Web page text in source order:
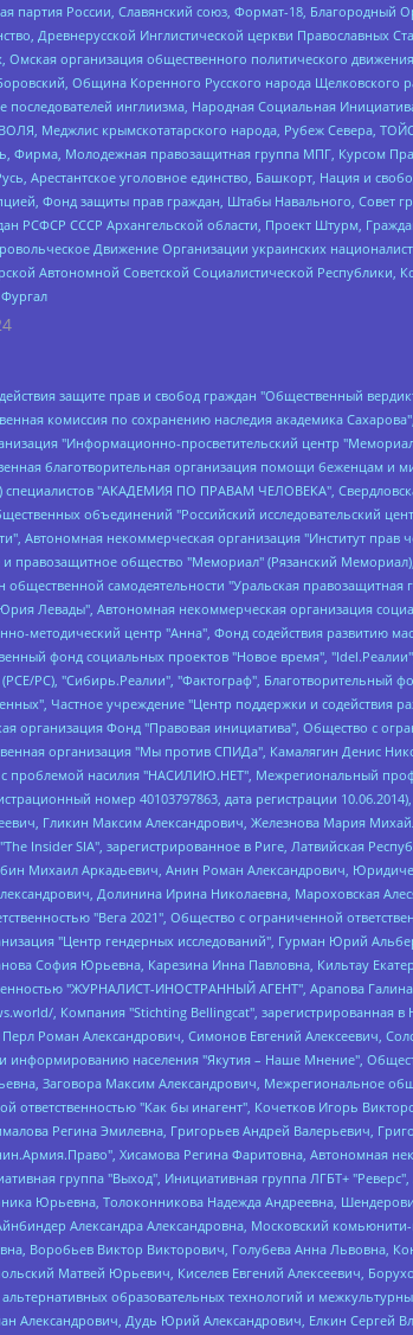
партия России, Славянский союз, Формат-18,
Древнерусской Инглистической церкви Православных
организация общественного политического
Община Коренного Русского народа Щелковского
инглиизма, Народная Социальная
Меджлис крымскотатарского народа, Рубеж Севера,
Фирма, Молодежная правозащитная группа МПГ, Курсом
Арестантское уголовное единство, Башкорт, Нация и
Фонд защиты прав граждан, Штабы Навального, Совет
РСФСР СССР Архангельской области, Проект Штурм,
Движение Организации украинских
Автономной Советской Социалистической Республики,
доменного имени интернет-издания "The Insider SIA", https://theins.ru, Постернак Алексей Евгеньевич, Рубин Михаил Аркадьевич, Анин Роман Александрович, Юридическое лицо Istories fonds, зарегистрированное в Латвийской Республике (регистрационный номер 50008295751, дата регистрации 24.02.2020), Великовский Дмитрий Александрович, Долинина Ирина Николаевна, Мароховская Алеся Алексеевна, Шлейнов Роман Юрьевич, Шмагун Олеся Валентиновна, Общество с ограниченной ответственностью "Альтаир 2021", Общество с ограниченной ответственностью "Вега 2021", Общество с ограниченной ответственностью "Главный редактор 2021", Общество с ограниченной ответственностью "Ромашки монолит", Важенков Артем Валерьевич, Ивановская областная общественная организация "Центр гендерных исследований", Гурман Юрий Альбертович, Медиапроект "ОВД-Инфо", Егоров Владимир Владимирович, Жилинский Владимир Александрович, Общество с ограниченной ответственностью "ЗП", Иванова София Юрьевна, Карезина Инна Павловна, Кильтау Екатерина Викторовна, Петров Алексей Викторович, Пискунов Сергей Евгеньевич, Смирнов Сергей Сергеевич, Тихонов Михаил Сергеевич, Общество с ограниченной ответственностью "ЖУРНАЛИСТ-ИНОСТРАННЫЙ АГЕНТ", Арапова Галина Юрьевна, Вольтская Татьяна Анатольевна, Американская компания "Mason G.E.S. Anonymous Foundation" (США), являющаяся владельцем интернет-издания https://mnews.world/, Компания "Stichting Bellingcat", зарегистрированная в Нидерландах (дата регистрации 11.07.2018), Захаров Андрей Вячеславович, Клепиковская Екатерина Дмитриевна, Общество с ограниченной ответственностью "МЕМО", Перл Роман Александрович, Симонов Евгений Алексеевич, Соловьева Елена Анатольевна, Сотников Даниил Владимирович, Сурначева Елизавета Дмитриевна, Автономная некоммерческая организация по защите прав человека и информированию населения "Якутия – Наше Мнение", Общество с ограниченной ответственностью "Москоу диджитал медиа", с 26.01.2023 Общество с ограниченной ответственностью "Чайка Белые сады", Ветошкина Валерия Валерьевна, Заговора Максим Александрович, Межрегиональное общественное движение "Российская ЛГБТ - сеть", Оленичев Максим Владимирович, Павлов Иван Юрьевич, Скворцова Елена Сергеевна, Общество с ограниченной ответственностью "Как бы инагент", Кочетков Игорь Викторович, Общество с ограниченной ответственностью "Честные выборы", Еланчик Олег Александрович, Общество с ограниченной ответственностью "Нобелевский призыв", Гималова Регина Эмилевна, Григорьев Андрей Валерьевич, Григорьева Алина Александровна, Ассоциация по содействию защите прав призывников,